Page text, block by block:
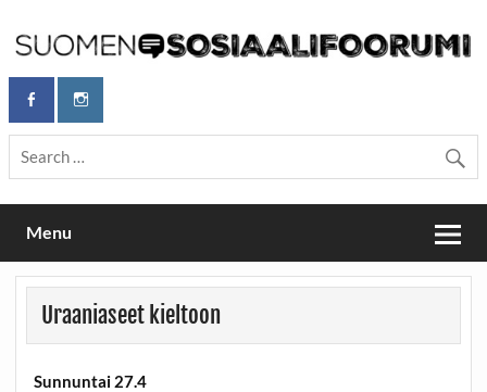
content
Maailmanparannuspäivät / Suomen
Sosiaalifoorumi
Maailmanparannuspäivät Lapinlahden Lähteellä, Helsingissä
26.–27.9.2026
Menu
Uraaniaseet kieltoon
Sunnuntai 27.4